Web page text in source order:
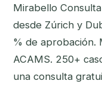
Mirabello
desde Zúrich y
% de aprobación.
ACAMS. 250+
una consulta